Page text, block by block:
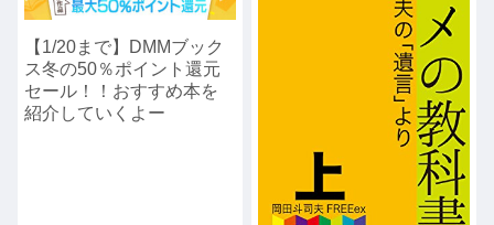
【1/20まで】DMMブック
ス冬の50％ポイント還元
セール！！おすすめ本を
紹介していくよー